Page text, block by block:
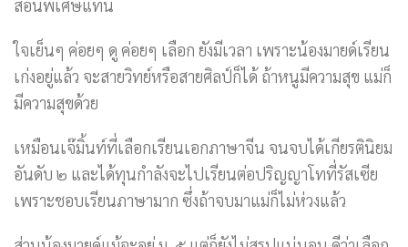
สอนพิเศษแทน
ใจเย็นๆ ค่อยๆ ดู ค่อยๆ เลือก ยังมีเวลา เพราะน้องมายด์เรียน
เก่งอยู่แล้ว จะสายวิทย์หรือสายศิลป์ก็ได้ ถ้าหนูมีความสุข แม่ก็
มีความสุขด้วย
เหมือนเจ๊มิ้นท์ที่เลือกเรียนเอกภาษาจีน จนจบได้เกียรตินิยม
อันดับ ๒ และได้ทุนกำลังจะไปเรียนต่อปริญญาโทที่รัสเซีย
เพราะชอบเรียนภาษามาก ซึ่งถ้าจบมาแม่ก็ไม่ห่วงแล้ว